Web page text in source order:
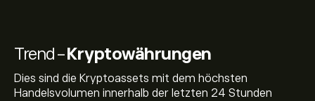
Trend-Kryptowährungen
Dies sind die Kryptoassets mit dem höchsten
Handelsvolumen innerhalb der letzten 24 Stunden